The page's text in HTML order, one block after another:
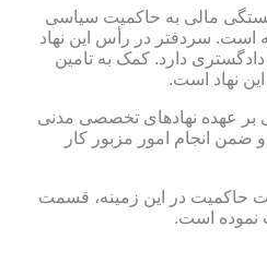
مالی به حاکمیت سیاسی
است. سردفتر در رأس این نهاد
دارد. کمک به تامین
نهاد است.
بر عهده نهادهای تخصصی مدنی
انجام امور مزبور کار
حاکمیت در این زمینه، قسمت
نموده است.